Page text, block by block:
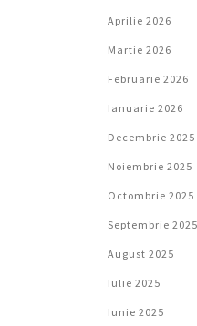
Aprilie 2026
Martie 2026
Februarie 2026
Ianuarie 2026
Decembrie 2025
Noiembrie 2025
Octombrie 2025
Septembrie 2025
August 2025
Iulie 2025
Iunie 2025